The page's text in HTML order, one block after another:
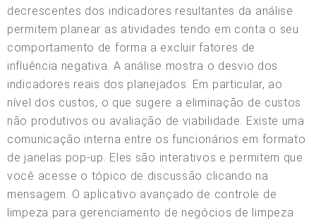
decrescentes dos indicadores resultantes da análise
permitem planear as atividades tendo em conta o seu
comportamento de forma a excluir fatores de
influência negativa. A análise mostra o desvio dos
indicadores reais dos planejados. Em particular, ao
nível dos custos, o que sugere a eliminação de custos
não produtivos ou avaliação de viabilidade. Existe uma
comunicação interna entre os funcionários em formato
de janelas pop-up. Eles são interativos e permitem que
você acesse o tópico de discussão clicando na
mensagem. O aplicativo avançado de controle de
limpeza para gerenciamento de negócios de limpeza